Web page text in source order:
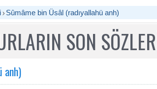
Sûmâme bin Üsâl (radıyallahü anh)
SON
anh)